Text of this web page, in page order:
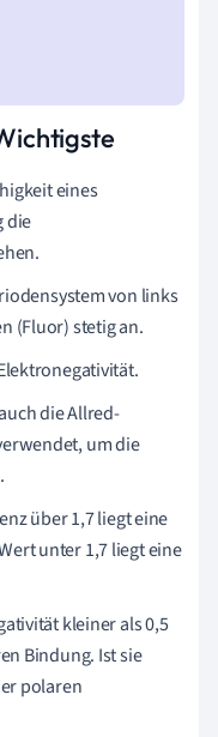
eines
die
von links
(Fluor) stetig an.
die Allred-
um die
über 1,7 liegt eine
unter 1,7 liegt eine
kleiner als 0,5
Bindung. Ist sie
polaren